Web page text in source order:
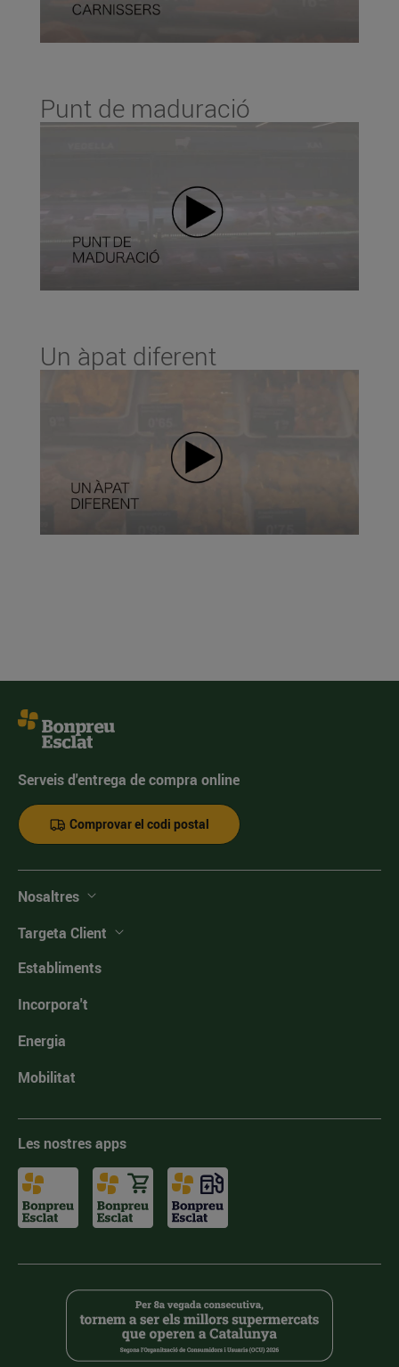
Punt de maduració
Un àpat diferent
Serveis d'entrega de compra online
Comprovar el codi postal
Nosaltres
Targeta Client
Establiments
Incorpora't
Energia
Mobilitat
Les nostres apps